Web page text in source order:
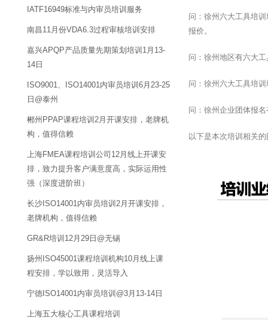
问：徐州六大工具培
报价。
问：徐州地区有六大
问：徐州六大工具培
问：徐州企业团体报
以下是本次培训相关
IATF16949标准与内审员培训服务
南昌11月份VDA6.3过程审核培训安排
嘉兴APQP产品质量先期策划培训1月13-
14日
ISO9001、ISO14001内审员培训6月23-25
日@泰州
郴州PPAP课程培训2月开课安排，老牌机
构，值得信赖
上海FMEA课程培训公司12月线上开课安
排，致力提升客户满意度高，实际运用性
强（深度进阶班）
长沙ISO14001内审员培训2月开课安排，
老牌机构，值得信赖
GR&R培训12月29日@无锡
扬州ISO45001课程培训机构10月线上课
程安排，学以致用，灵活导入
宁德ISO14001内审员培训@3月13-14日
上海五大核心工具课程培训